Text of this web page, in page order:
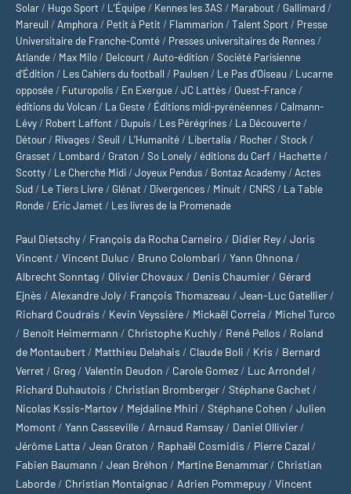
Solar / Hugo Sport / L’Équipe / Kennes les 3AS / Marabout / Gallimard /
Mareuil / Amphora / Petit à Petit / Flammarion /Talent Sport / Presse
Universitaire de Franche-Comté / Presses universitaires de Rennes /
Atlande / Max Milo / Delcourt / Auto-édition /Société Parisienne
d'Édition / Les Cahiers du football / Paulsen / Le Pas d’Oiseau / Lucarne
opposée / Futuropolis / En Exergue /JC Lattès / Ouest-France /
éditions du Volcan / La Geste / Éditions midi-pyrénéennes / Calmann-
Lévy / Robert Laffont / Dupuis / Les Pérégrines / La Découverte /
Détour / Rivages /Seuil / L'Humanité / Libertalia / Rocher /Stock /
Grasset / Lombard / Graton /So Lonely /éditions du Cerf / Hachette /
Scotty / Le Cherche Midi /Joyeux Pendus / Bontaz Academy / Actes
Sud / Le Tiers Livre / Glénat / Divergences / Minuit / CNRS / La Table
Ronde / Eric Jamet / Les livres de la Promenade
Paul Dietschy / François da Rocha Carneiro / Didier Rey / Joris
Vincent / Vincent Duluc / Bruno Colombari / Yann Ohnona /
Albrecht Sonntag / Olivier Chovaux / Denis Chaumier / Gérard
Ejnès / Alexandre Joly / François Thomazeau / Jean-Luc Gatellier /
Richard Coudrais / Kevin Veyssière / Mickaël Correia / Michel Turco
/ Benoît Heimermann / Christophe Kuchly / René Pellos / Roland
de Montaubert / Matthieu Delahais / Claude Boli / Kris / Bernard
Verret / Greg / Valentin Deudon / Carole Gomez / Luc Arrondel /
Richard Duhautois / Christian Bromberger / Stéphane Gachet /
Nicolas Kssis-Martov / Mejdaline Mhiri / Stéphane Cohen / Julien
Momont / Yann Casseville / Arnaud Ramsay / Daniel Ollivier /
Jérôme Latta / Jean Graton / Raphaël Cosmidis / Pierre Cazal /
Fabien Baumann / Jean Bréhon / Martine Benammar / Christian
Laborde / Christian Montaignac / Adrien Pommepuy / Vincent